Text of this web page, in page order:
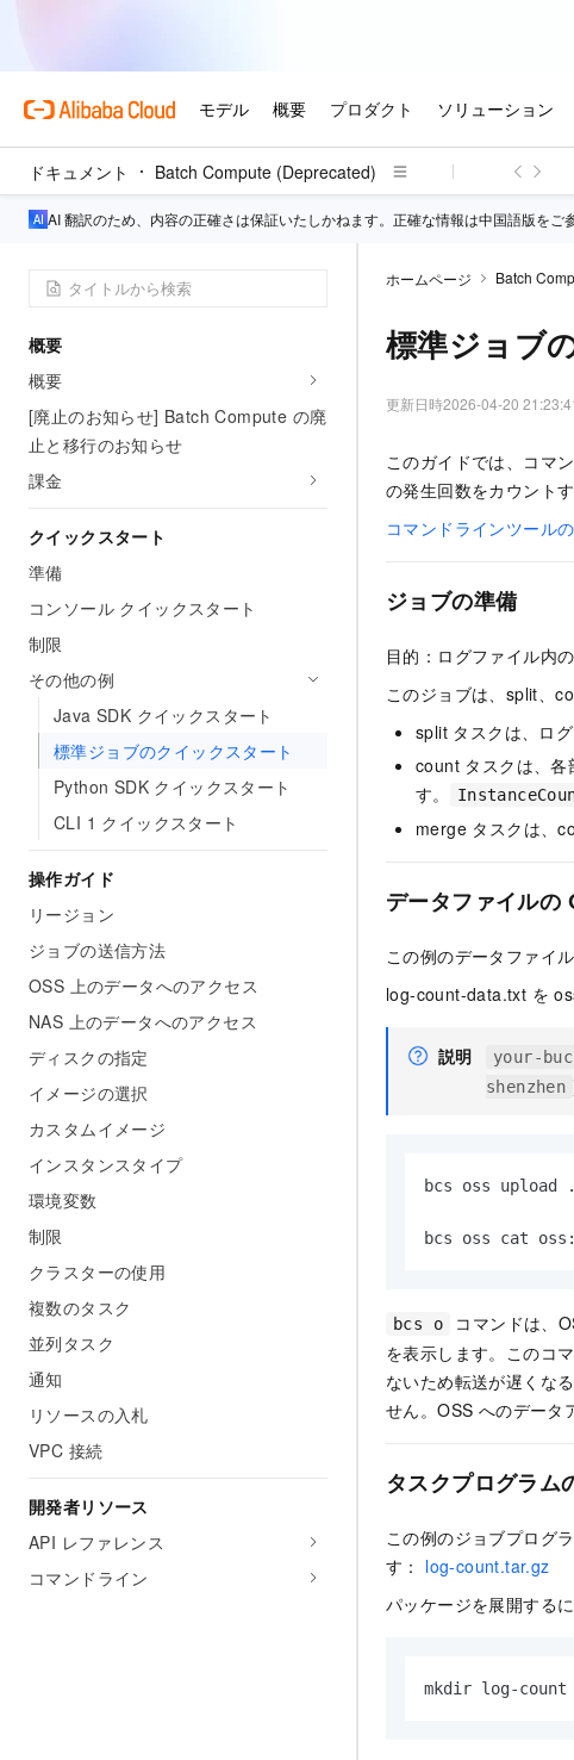
ドキュメント Batch Compute (Deprecated)
AI 翻訳のため、内容の正確さは保証いたしかねます。正確な情報は中国語版をご
概要
概要
[廃止のお知らせ] Batch Compute の廃
止と移行のお知らせ
課金
クイックスタート
準備
コンソール クイックスタート
制限
その他の例
Java SDK クイックスタート
標準ジョブのクイックスタート
Python SDK クイックスタート
CLI 1 クイックスタート
操作ガイド
リージョン
ジョブの送信方法
OSS 上のデータへのアクセス
NAS 上のデータへのアクセス
ディスクの指定
イメージの選択
カスタムイメージ
インスタンスタイプ
環境変数
制限
クラスターの使用
複数のタスク
並列タスク
通知
リソースの入札
VPC 接続
開発者リソース
API レファレンス
コマンドライン
ホームページ Batch
標準ジョブ
更新日時2026-04-20
このガイドでは、コマ
の発生回数をカウント
コマンドラインツール
ジョブの準備
目的：ログファイル内
このジョブは、split、
split タスクは、ロ
count タスクは、各
す。
merge タスクは、
データファイルの
この例のデータファイ
log-count-data.txt を
説明 your-
shenzhen
bcs oss
bcs oss cat
bcs o コマンドは、
を表示します。このコ
ないため転送が遅くな
せん。OSS へのデータ
タスクプログラム
この例のジョブプログ
す： log-count.tar.gz
パッケージを展開する
mkdir log-